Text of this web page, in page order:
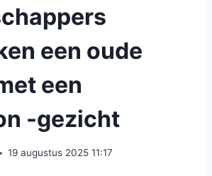
een oude
een
-gezicht
19 augustus 2025 11:17